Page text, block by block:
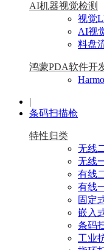
AI机器视觉检测
视觉
AI视
料盘
鸿蒙PDA软件开
|
条码扫描枪
特性归类
无线
无线
有线
有线
固定
嵌入
条码
工业